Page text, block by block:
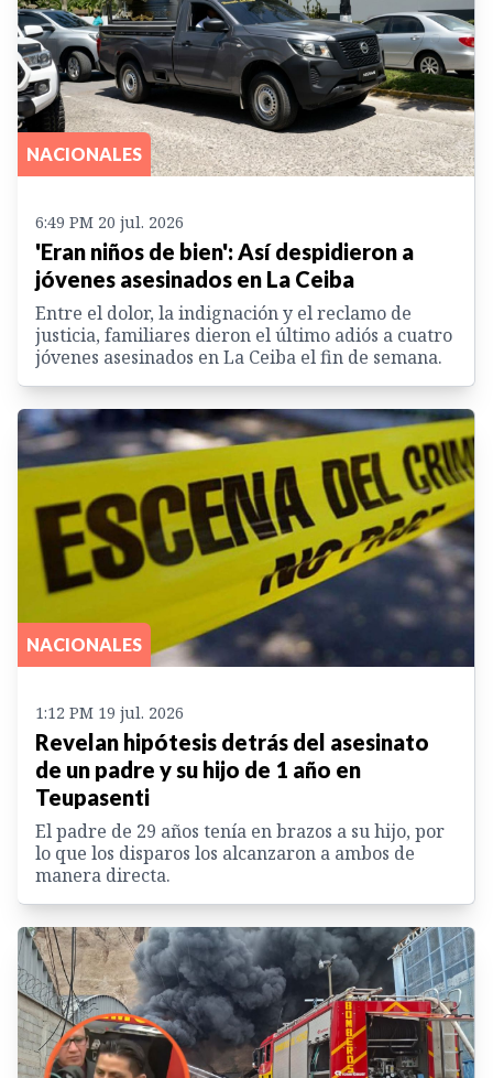
NACIONALES
6:49 PM 20 jul. 2026
'Eran niños de bien': Así despidieron a
jóvenes asesinados en La Ceiba
Entre el dolor, la indignación y el reclamo de
justicia, familiares dieron el último adiós a cuatro
jóvenes asesinados en La Ceiba el fin de semana.
NACIONALES
1:12 PM 19 jul. 2026
Revelan hipótesis detrás del asesinato
de un padre y su hijo de 1 año en
Teupasenti
El padre de 29 años tenía en brazos a su hijo, por
lo que los disparos los alcanzaron a ambos de
manera directa.